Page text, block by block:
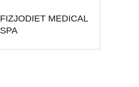
FIZJODIET MEDICAL
SPA